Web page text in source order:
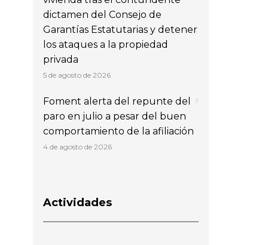
dictamen del Consejo de
Garantías Estatutarias y detener
los ataques a la propiedad
privada
5 de agosto de 2026
Foment alerta del repunte del
paro en julio a pesar del buen
comportamiento de la afiliación
4 de agosto de 2026
Actividades